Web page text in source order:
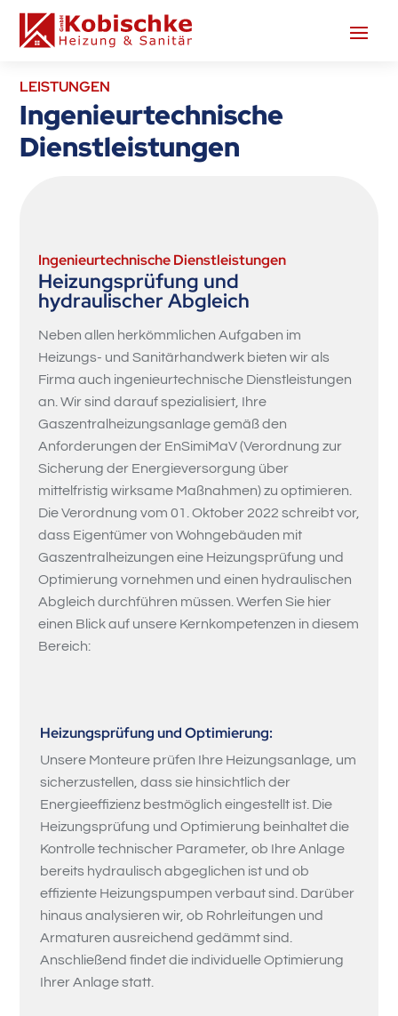
LEISTUNGEN
Ingenieurtechnische
Dienstleistungen
Ingenieurtechnische Dienstleistungen
Heizungsprüfung und
hydraulischer Abgleich
Neben allen herkömmlichen Aufgaben im
Heizungs- und Sanitärhandwerk bieten wir als
Firma auch ingenieurtechnische Dienstleistungen
an. Wir sind darauf spezialisiert, Ihre
Gaszentralheizungsanlage gemäß den
Anforderungen der EnSimiMaV (Verordnung zur
Sicherung der Energieversorgung über
mittelfristig wirksame Maßnahmen) zu optimieren.
Die Verordnung vom 01. Oktober 2022 schreibt vor,
dass Eigentümer von Wohngebäuden mit
Gaszentralheizungen eine Heizungsprüfung und
Optimierung vornehmen und einen hydraulischen
Abgleich durchführen müssen. Werfen Sie hier
einen Blick auf unsere Kernkompetenzen in diesem
Bereich:
Heizungsprüfung und Optimierung:
Unsere Monteure prüfen Ihre Heizungsanlage, um
sicherzustellen, dass sie hinsichtlich der
Energieeffizienz bestmöglich eingestellt ist. Die
Heizungsprüfung und Optimierung beinhaltet die
Kontrolle technischer Parameter, ob Ihre Anlage
bereits hydraulisch abgeglichen ist und ob
effiziente Heizungspumpen verbaut sind. Darüber
hinaus analysieren wir, ob Rohrleitungen und
Armaturen ausreichend gedämmt sind.
Anschließend findet die individuelle Optimierung
Ihrer Anlage statt.